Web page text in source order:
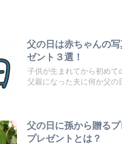
父の日は赤ちゃんの
ゼント３選！
子供が生まれてから初めて
父親になった夫に何か父の
父の日に孫から贈る
プレゼントとは？